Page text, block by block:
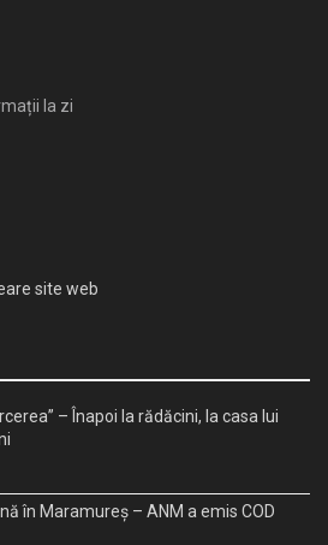
la zi
site web
– Înapoi la rădăcini, la casa lui
în Maramureș – ANM a emis COD